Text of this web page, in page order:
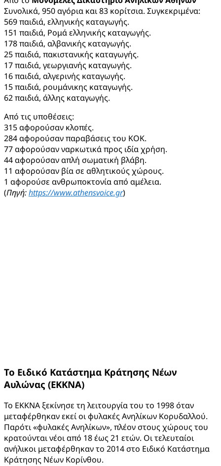
Συνολικά, 950 αγόρια και 83 κορίτσια. Συγκεκριμένα:
569 παιδιά, ελληνικής καταγωγής.
151 παιδιά, Ρομά ελληνικής καταγωγής.
178 παιδιά, αλβανικής καταγωγής.
25 παιδιά, πακιστανικής καταγωγής.
17 παιδιά, γεωργιανής καταγωγής.
16 παιδιά, αλγερινής καταγωγής.
15 παιδιά, ρουμάνικης καταγωγής.
62 παιδιά, άλλης καταγωγής.
Από τις υποθέσεις:
315 αφορούσαν κλοπές.
284 αφορούσαν παραβάσεις του ΚΟΚ.
77 αφορούσαν ναρκωτικά προς ιδία χρήση.
44 αφορούσαν απλή σωματική βλάβη.
11 αφορούσαν βία σε αθλητικούς χώρους.
1 αφορούσε ανθρωποκτονία από αμέλεια.
(Πηγή:https://www.athensvoice.gr)
Το Ειδικό Κατάστημα Κράτησης Νέων
Αυλώνας (ΕΚΚΝΑ)
Το ΕΚΚΝΑ ξεκίνησε τη λειτουργία του το 1998 όταν
μεταφέρθηκαν εκεί οι φυλακές Ανηλίκων Κορυδαλλού.
Παρότι «φυλακές Ανηλίκων», πλέον στους χώρους του
κρατούνται νέοι από 18 έως 21 ετών. Οι τελευταίοι
ανήλικοι μεταφέρθηκαν το 2014 στο Ειδικό Κατάστημα
Κράτησης Νέων Κορίνθου.